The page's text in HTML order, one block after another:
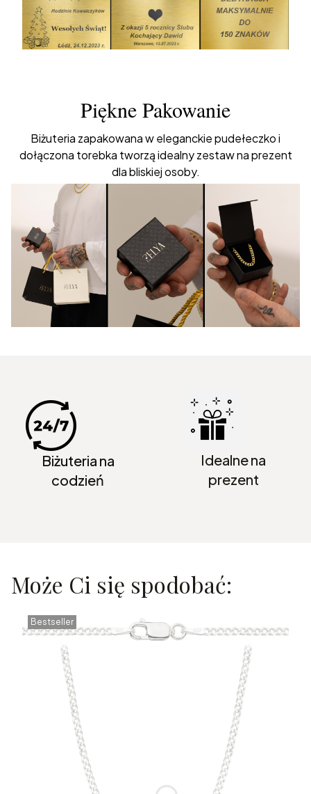
Piękne Pakowanie
Biżuteria zapakowana w eleganckie pudełeczko i
dołączona torebka tworzą idealny zestaw na prezent
dla bliskiej osoby.
Biżuteria na
codzień
Idealne na
prezent
Może Ci się spodobać:
Bestseller